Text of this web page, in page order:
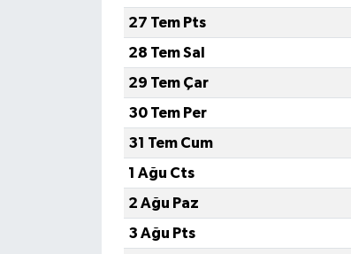
27 Tem Pts
28 Tem Sal
29 Tem Çar
30 Tem Per
31 Tem Cum
1 Ağu Cts
2 Ağu Paz
3 Ağu Pts